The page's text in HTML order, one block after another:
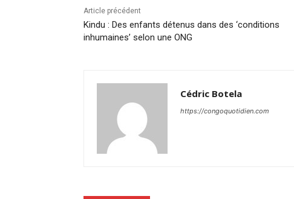
Article précédent
Kindu : Des enfants détenus dans des ‘conditions
inhumaines’ selon une ONG
Cédric Botela
https://congoquotidien.com